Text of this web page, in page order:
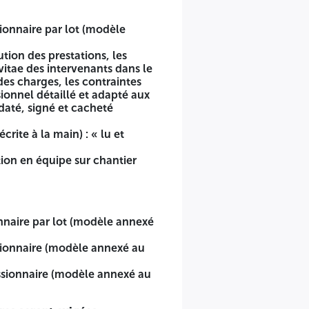
des charges);
de l'attributaire du marché.
(en cours de validité) • Le soumissionnaire doit
et intégrées dans une enveloppe extérieure,
la commission d'ouverture des plis et d'évaluation des
son siège en face cité ARBAOUI Abdellah (Dubai) -
par lot (modèle
des prestations, les
des intervenants dans le
charges, les contraintes
détaillé et adapté aux
signé et cacheté
à la main) : « lu et
en équipe sur chantier
par lot (modèle annexé
(modèle annexé au
(modèle annexé au